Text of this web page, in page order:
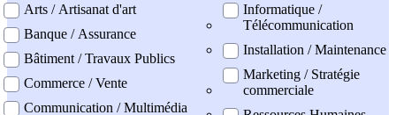
Arts / Artisanat d'art
Banque / Assurance
Bâtiment / Travaux Publics
Commerce / Vente
Communication / Multimédia
Informatique /
Télécommunication
Installation / Maintenance
Marketing / Stratégie
commerciale